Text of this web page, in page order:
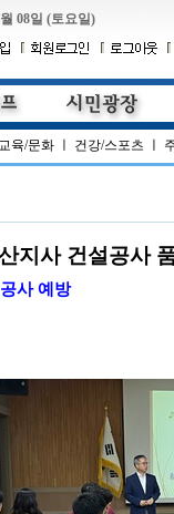
08일 (토요일)
교육/문화 건강/스포츠
지사 건설공사
사 예방